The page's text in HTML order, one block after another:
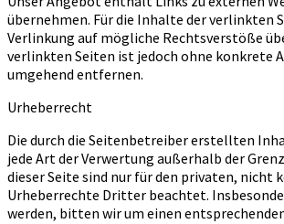
übernehmen. Für die Inhalte der
Verlinkung auf mögliche Rechtsverstöße
verlinkten Seiten ist jedoch ohne konkrete
umgehend entfernen.
Urheberrecht
Die durch die Seitenbetreiber erstellten
jede Art der Verwertung außerhalb der
dieser Seite sind nur für den privaten,
Urheberrechte Dritter beachtet.
werden, bitten wir um einen